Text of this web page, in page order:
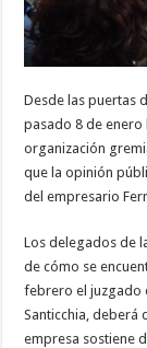
Desde las puertas
pasado 8 de enero
organización
que la opinión
del empresario
Los delegados de
de cómo se
febrero el juzgado
Santicchia, deberá
empresa sostiene